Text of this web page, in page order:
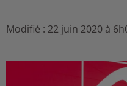
Modifié : 22 juin 2020 à